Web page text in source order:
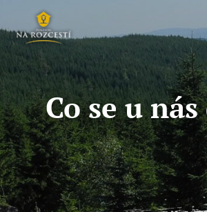
Co se u